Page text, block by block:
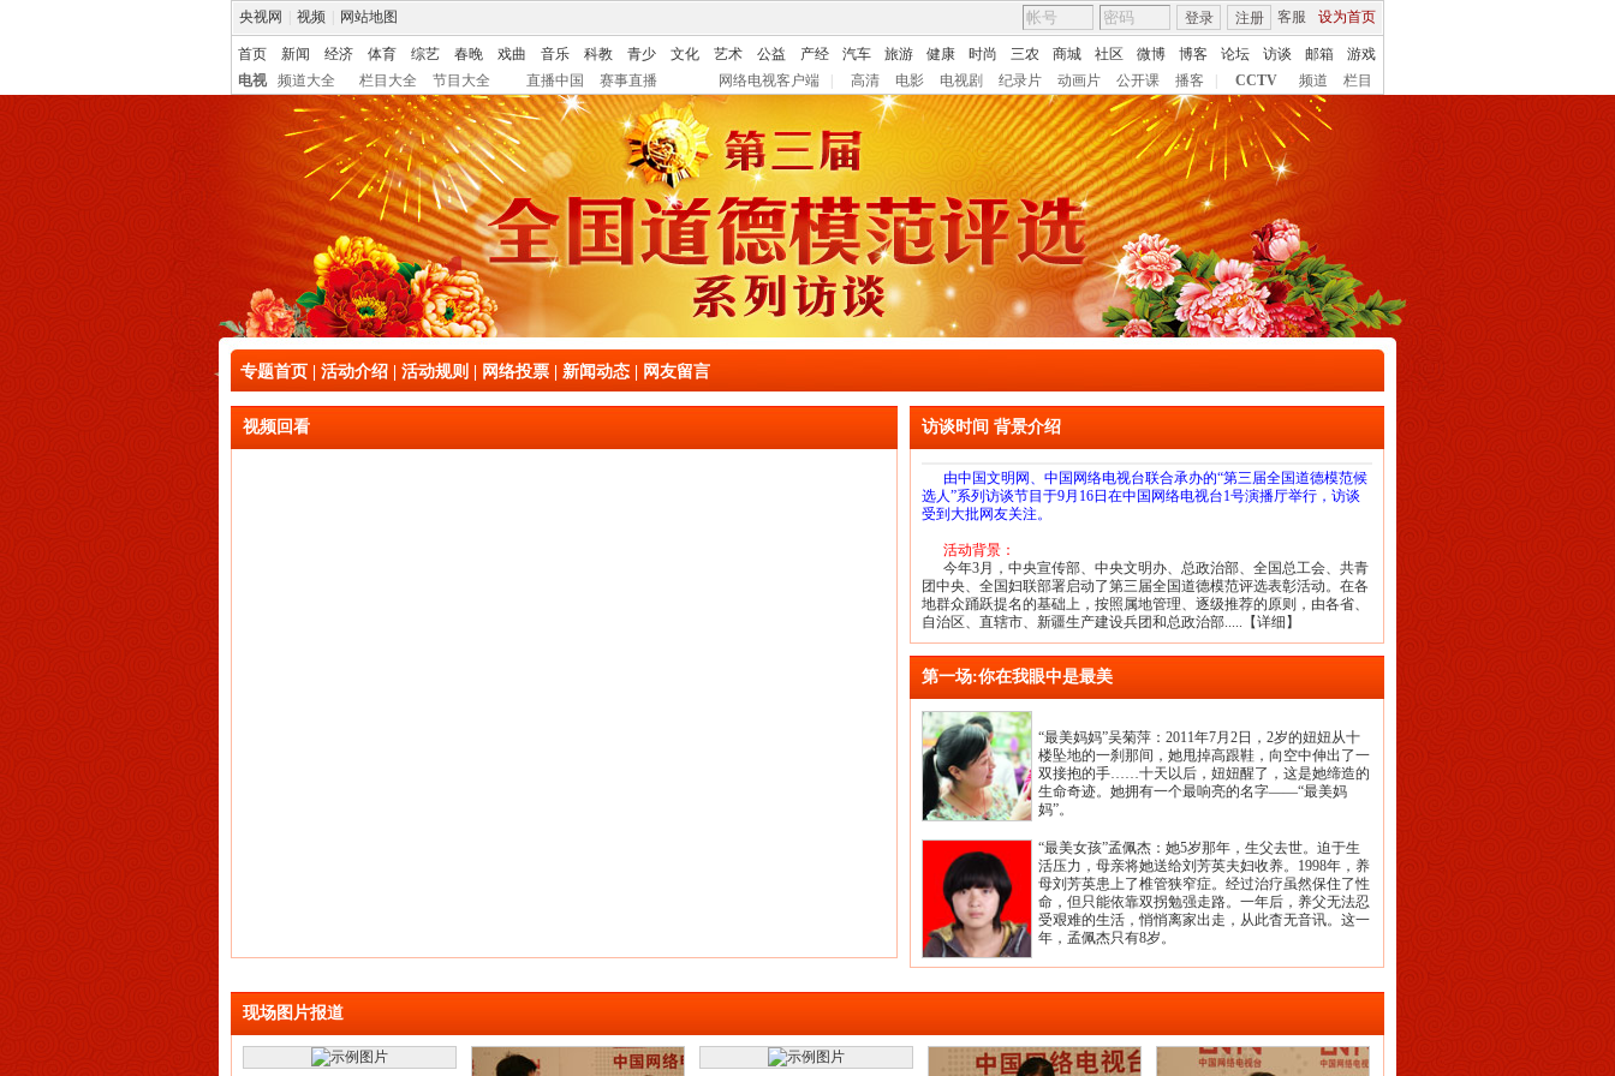
央视网 视频 网站地图 客服 设为首页
登录 注册
首页 新闻 经济 体育 综艺 春晚 戏曲 音乐 科教 青少 文化 艺术 公益 产经 汽车 旅游 健康 时尚 三农 商城 社区 微博 博客 论坛 访谈 邮箱
游戏
电视
频道大全 栏目大全 节目大全 直播中国 赛事直播 网络电视客户端 高清 电影 电视剧 纪录片 动画片 公开课 播客 CCTV 频道 栏目
专题首页 活动介绍 活动规则 网络投票 新闻动态 网友留言
视频回看 访谈时间 背景介绍
由中国文明网、中国网络电视台联合承办的“第三届全国道德模范候
选人”系列访谈节目于9月16日在中国网络电视台1号演播厅举行，访谈
受到大批网友关注。
活动背景：
今年3月，中央宣传部、中央文明办、总政治部、全国总工会、共青
团中央、全国妇联部署启动了第三届全国道德模范评选表彰活动。在各
地群众踊跃提名的基础上，按照属地管理、逐级推荐的原则，由各省、
自治区、直辖市、新疆生产建设兵团和总政治部.....【详细】
第一场:你在我眼中是最美
“最美妈妈”吴菊萍 ：2011年7月2日，2岁的妞妞从十
楼坠地的一刹那间，她甩掉高跟鞋，向空中伸出了一
双接抱的手……十天以后，妞妞醒了，这是她缔造的
生命奇迹。她拥有一个最响亮的名字——“最美妈
妈”。
“最美女孩”孟佩杰 ：她5岁那年，生父去世。迫于生
活压力，母亲将她送给刘芳英夫妇收养。1998年，养
母刘芳英患上了椎管狭窄症。经过治疗虽然保住了性
命，但只能依靠双拐勉强走路。一年后，养父无法忍
受艰难的生活，悄悄离家出走，从此杳无音讯。这一
年，孟佩杰只有8岁。
现场图片报道